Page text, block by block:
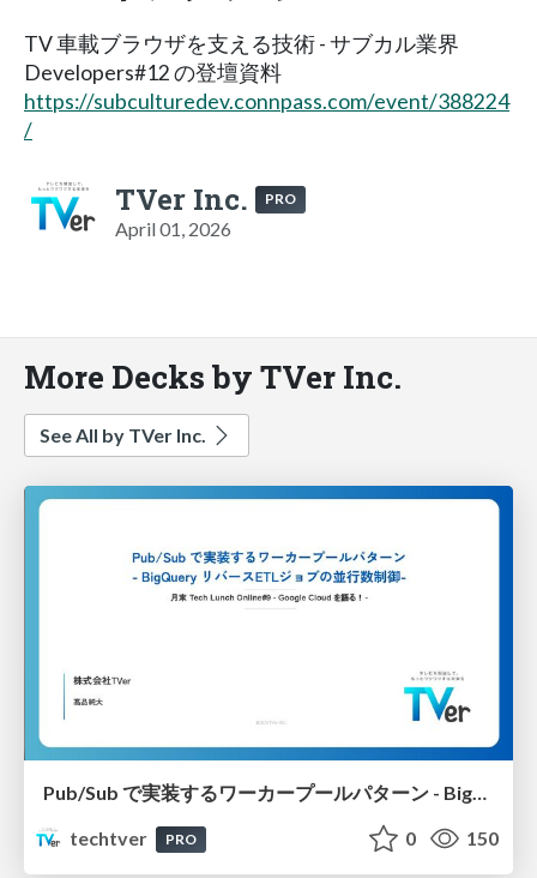
TV 車載ブラウザを支える技術 - サブカル業界
Developers#12 の登壇資料
https://subculturedev.connpass.com/event/388224
/
TVer Inc. PRO
April 01, 2026
More Decks by TVer Inc.
See All by TVer Inc.
Pub/Sub で実装するワーカープールパターン - BigQuery リバースETLジョブの並行数制御-
techtver
PRO 0 150